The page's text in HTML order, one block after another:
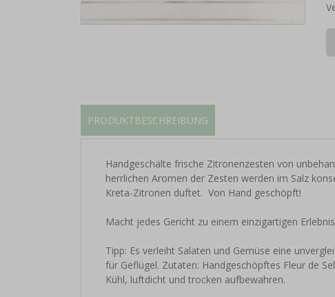
PRODUKTBESCHREIBUNG
Handgeschälte frische Zitronenzesten von
herrlichen Aromen der Zesten werden im Salz
Kreta-Zitronen duftet. Von Hand geschöpft!
Macht jedes Gericht zu einem einzigartigen
Tipp: Es verleiht Salaten und Gemüse eine
für Geflügel. Zutaten: Handgeschöpftes Fleur de
Kühl, luftdicht und trocken aufbewahren.